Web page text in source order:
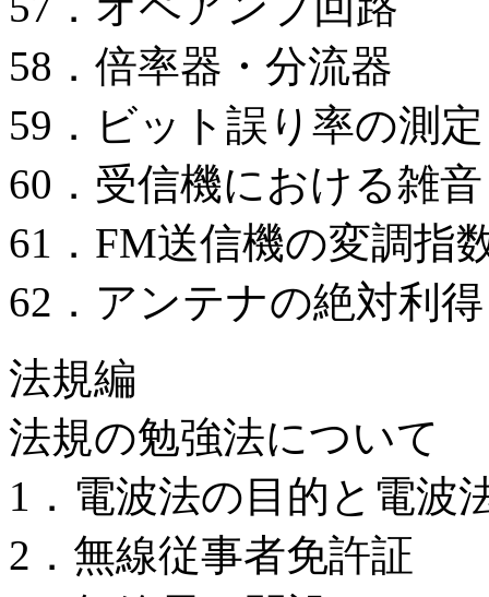
58．倍率器・分流器
59．ビット誤り率の測定
60．受信機における雑
61．FM送信機の変調指
62．アンテナの絶対利
法規編
法規の勉強法について
1．電波法の目的と電波
2．無線従事者免許証